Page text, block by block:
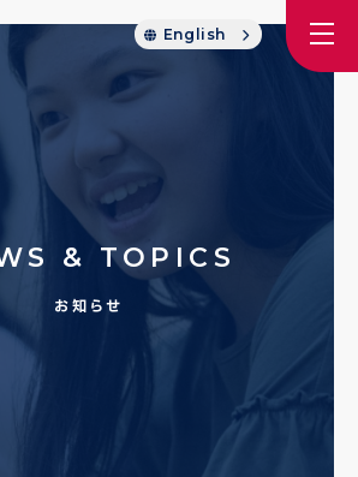
English
& TOPICS
お知らせ